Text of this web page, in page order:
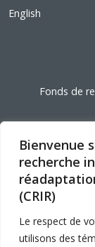
Bienvenue
recherche
(CRIR)
Le respect de
utilisons des
English
Fonds de
Université